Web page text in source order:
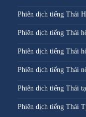
Phiên dịch tiếng Thái
Phiên dịch tiếng Thái
Phiên dịch tiếng Thái
Phiên dịch tiếng Thái
Phiên dich tiếng Thái
Phiên dịch tiếng Thái